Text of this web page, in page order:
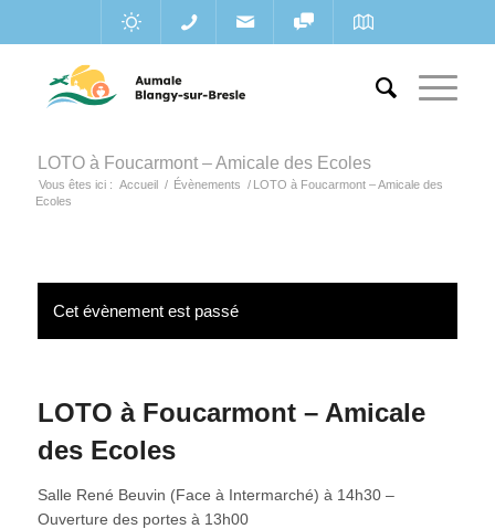
LOTO à Foucarmont – Amicale des Ecoles
Vous êtes ici : Accueil / Évènements / LOTO à Foucarmont – Amicale des
Ecoles
Cet évènement est passé
LOTO à Foucarmont – Amicale
des Ecoles
Salle René Beuvin (Face à Intermarché) à 14h30 –
Ouverture des portes à 13h00